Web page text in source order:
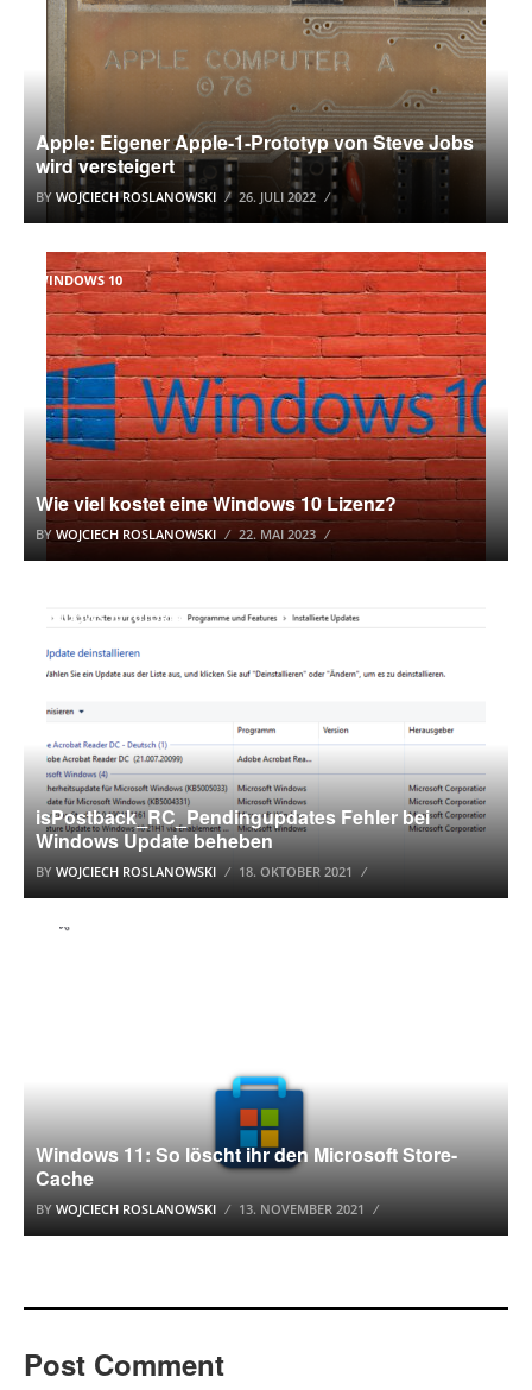
Apple: Eigener Apple-1-Prototyp von Steve Jobs
wird versteigert
BY WOJCIECH ROSLANOWSKI 26. JULI 2022
WINDOWS 10
Wie viel kostet eine Windows 10 Lizenz?
BY WOJCIECH ROSLANOWSKI 22. MAI 2023
WINDOWS 10 TUTORIAL
isPostback_RC_Pendingupdates Fehler bei
Windows Update beheben
BY WOJCIECH ROSLANOWSKI 18. OKTOBER 2021
Windows 11: So löscht ihr den Microsoft Store-
Cache
BY WOJCIECH ROSLANOWSKI 13. NOVEMBER 2021
Post Comment